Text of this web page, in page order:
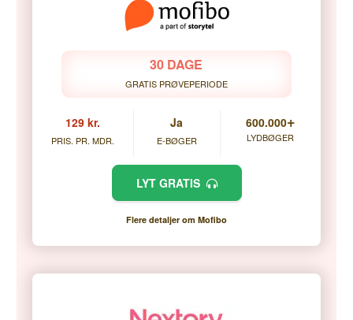
30 DAGE
GRATIS PRØVEPERIODE
129 kr.
PRIS. PR. MDR.
Ja
E-BØGER
600.000+
LYDBØGER
LYT GRATIS
Flere detaljer om Mofibo